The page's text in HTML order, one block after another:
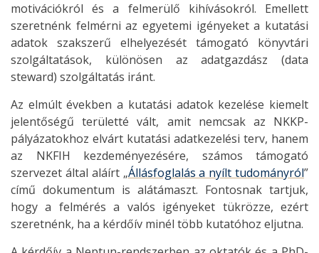
motivációkról és a felmerülő kihívásokról. Emellett
szeretnénk felmérni az egyetemi igényeket a kutatási
adatok szakszerű elhelyezését támogató könyvtári
szolgáltatások, különösen az adatgazdász (data
steward) szolgáltatás iránt.
Az elmúlt években a kutatási adatok kezelése kiemelt
jelentőségű területté vált, amit nemcsak az NKKP-
pályázatokhoz elvárt kutatási adatkezelési terv, hanem
az NKFIH kezdeményezésére, számos támogató
szervezet által aláírt „Állásfoglalás a nyílt tudományról”
című dokumentum is alátámaszt. Fontosnak tartjuk,
hogy a felmérés a valós igényeket tükrözze, ezért
szeretnénk, ha a kérdőív minél több kutatóhoz eljutna.